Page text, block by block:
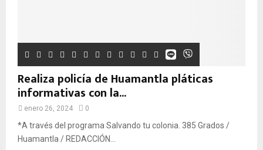
Realiza policía de Huamantla pláticas
informativas con la...
enero 26, 2024 0
*A través del programa Salvando tu colonia. 385 Grados /
Huamantla / REDACCIÓN...